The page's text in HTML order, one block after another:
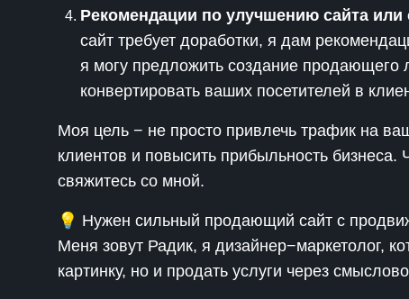
Рекомендации по улучшению сайта
сайт требует доработки, я дам
я могу предложить создание продающего
конвертировать ваших посетителей в
Моя цель − не просто привлечь трафик на
клиентов и повысить прибыльность бизнеса.
свяжитесь со мной.
💡 Нужен сильный продающий сайт с
Меня зовут Радик, я дизайнер−маркетолог,
картинку, но и продать услуги через